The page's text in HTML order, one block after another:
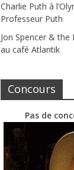
Charlie Puth à
Professeur Puth
Jon Spencer & the
au café Atlantik
Concours
Pas de